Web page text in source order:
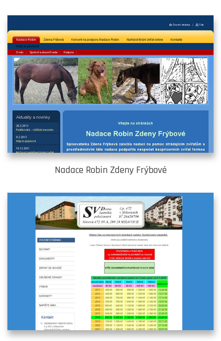
Nadace Robin Zdeny Frýbové